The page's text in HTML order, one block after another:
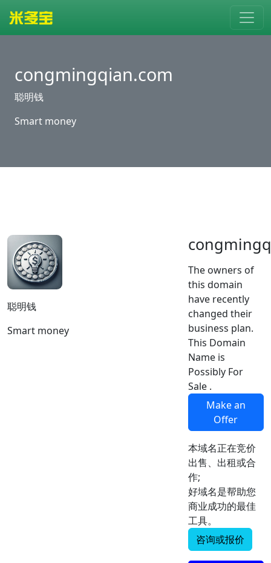
congmingqian.com
聪明钱
Smart money
聪明钱
Smart money
The owners of
this domain
have recently
changed their
business plan.
This Domain
Name is
Possibly For
Sale .
Make an
Offer
本域名正在竞价
出售、出租或合
作;
好域名是帮助您
商业成功的最佳
工具。
咨询或报价